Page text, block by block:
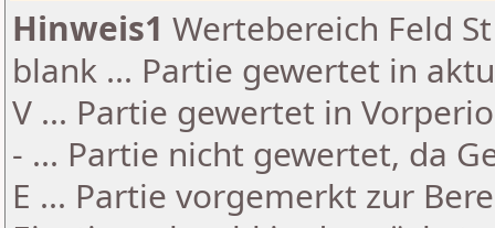
Hinweis1 Wertebereich Feld
blank ... Partie gewertet in
V ... Partie gewertet in
- ... Partie nicht gewertet, da
E ... Partie vorgemerkt zur